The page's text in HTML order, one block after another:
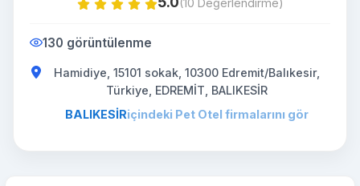
130 görüntülenme
Hamidiye, 15101 sokak, 10300 Edremit/Balıkesir,
Türkiye, EDREMİT, BALIKESİR
BALIKESİRiçindeki Pet Otel firmalarını gör